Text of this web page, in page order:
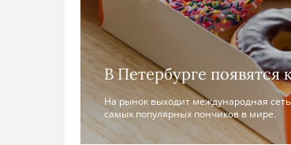
В Петербурге
На рынок выходит международная
самых популярных пончиков в мире.